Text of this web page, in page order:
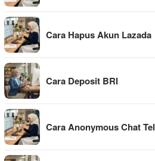
Cara Hapus Akun Lazada
Cara Deposit BRI
Cara Anonymous Chat